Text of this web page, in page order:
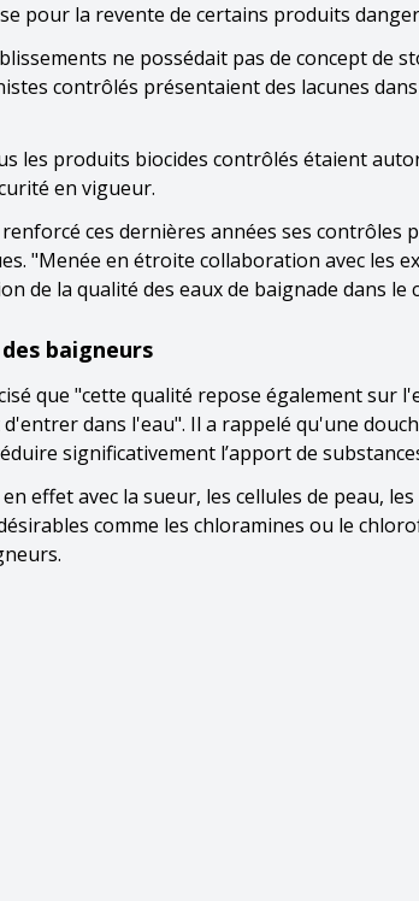
pour la revente de certains produits
ne possédait pas de concept de
contrôlés présentaient des lacunes
les produits biocides contrôlés étaient
en vigueur.
renforcé ces dernières années ses
"Menée en étroite collaboration avec les
de la qualité des eaux de baignade dans
baigneurs
que "cette qualité repose également sur
dans l'eau". Il a rappelé qu'une
significativement l’apport de
effet avec la sueur, les cellules de peau,
comme les chloramines ou le